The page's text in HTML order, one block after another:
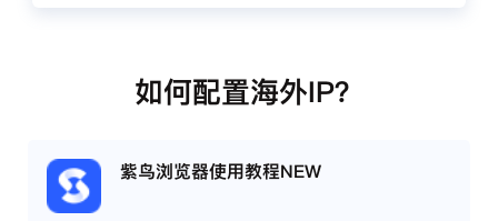
如何配置海外IP？
紫鸟浏览器使用教程NEW